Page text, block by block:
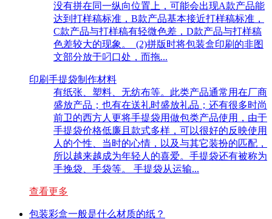
没有拼在同一纵向位置上，可能会出现A款产品能
达到打样稿标准，B款产品基本接近打样稿标准，
C款产品与打样稿有轻微色差，D款产品与打样稿
色差较大的现象。 (2)拼版时将包装盒印刷的非图
文部分放于叼口处，而拖...
印刷手提袋制作材料
有纸张、塑料、无纺布等。此类产品通常用在厂商
盛放产品；也有在送礼时盛放礼品；还有很多时尚
前卫的西方人更将手提袋用做包类产品使用，由于
手提袋价格低廉且款式多样，可以很好的反映使用
人的个性、当时的心情，以及与其它装扮的匹配，
所以越来越成为年轻人的喜爱。手提袋还有被称为
手挽袋、手袋等。 手提袋从运输...
查看更多
包装彩盒一般是什么材质的纸？